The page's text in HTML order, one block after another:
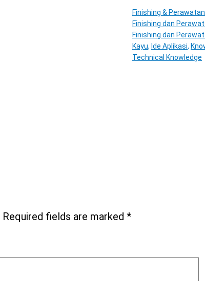
Finishing &
Finishing dan
Finishing dan
Kayu, Ide Aplikasi,
Technical Knowledge
Required fields are marked*